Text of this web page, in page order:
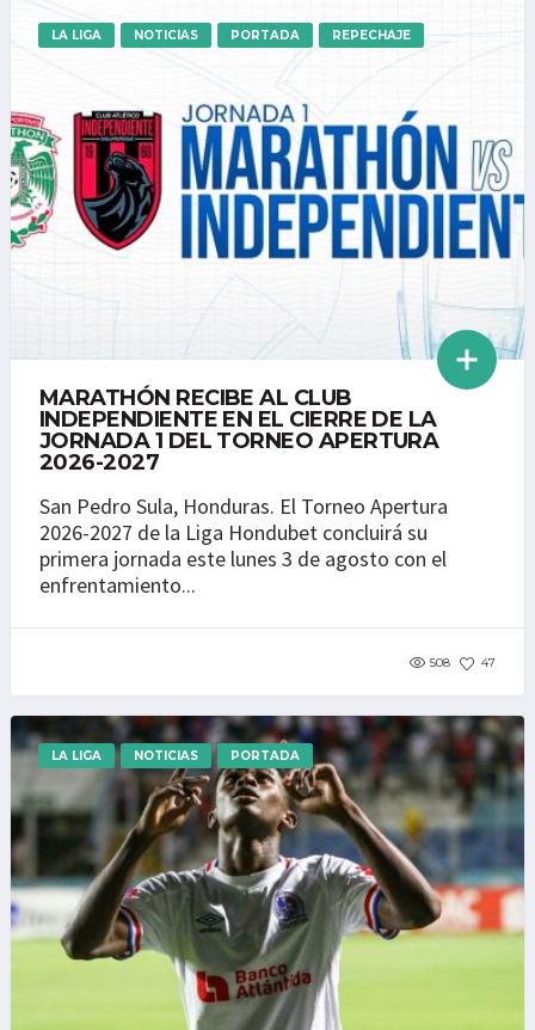
LA LIGA NOTICIAS PORTADA REPECHAJE
MARATHÓN RECIBE AL CLUB
INDEPENDIENTE EN EL CIERRE DE LA
JORNADA 1 DEL TORNEO APERTURA
2026-2027
San Pedro Sula, Honduras. El Torneo Apertura
2026-2027 de la Liga Hondubet concluirá su
primera jornada este lunes 3 de agosto con el
enfrentamiento...
508 47
LA LIGA NOTICIAS PORTADA